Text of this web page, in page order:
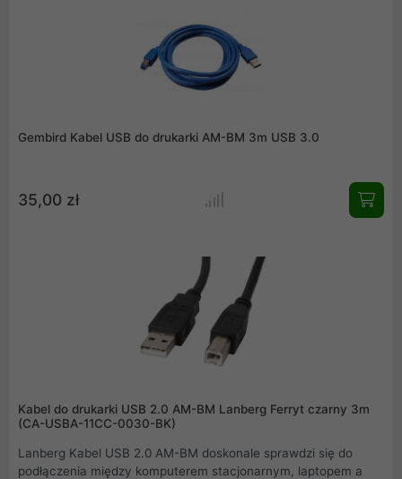
Gembird Kabel USB do drukarki AM-BM 3m USB 3.0
35,00 zł
Kabel do drukarki USB 2.0 AM-BM Lanberg Ferryt czarny 3m
(CA-USBA-11CC-0030-BK)
Lanberg Kabel USB 2.0 AM-BM doskonale sprawdzi się do
podłączenia między komputerem stacjonarnym, laptopem a